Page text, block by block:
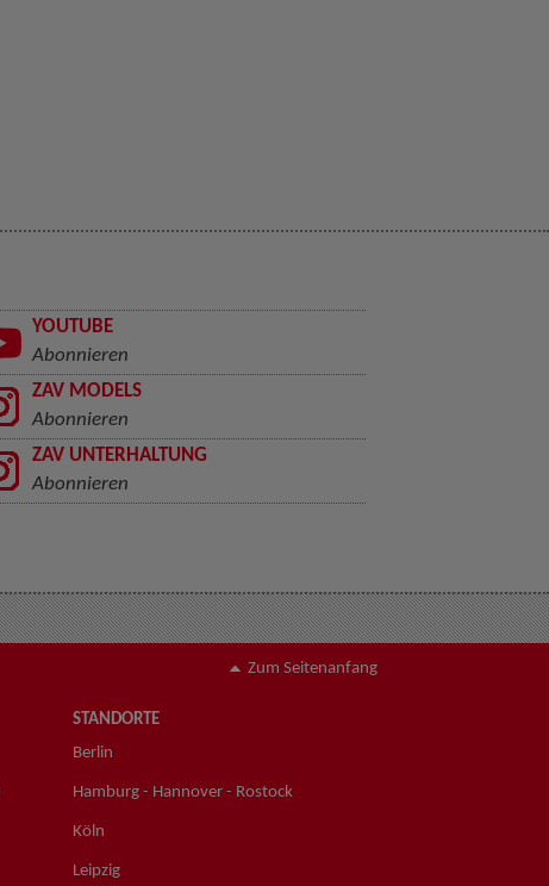
YOUTUBE
Abonnieren
ZAV MODELS
Abonnieren
ZAV UNTERHALTUNG
Abonnieren
Zum Seitenanfang
STANDORTE
Berlin
Hamburg - Hannover - Rostock
Köln
Leipzig